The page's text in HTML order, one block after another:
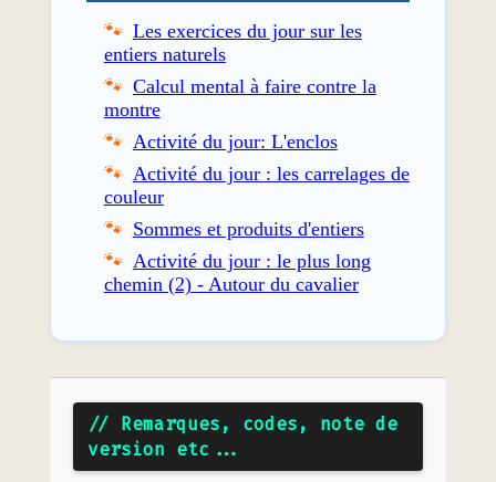
Les exercices du jour sur les
entiers naturels
Calcul mental à faire contre la
montre
Activité du jour: L'enclos
Activité du jour : les carrelages de
couleur
Sommes et produits d'entiers
Activité du jour : le plus long
chemin (2) - Autour du cavalier
// Remarques, codes, note de
version etc...